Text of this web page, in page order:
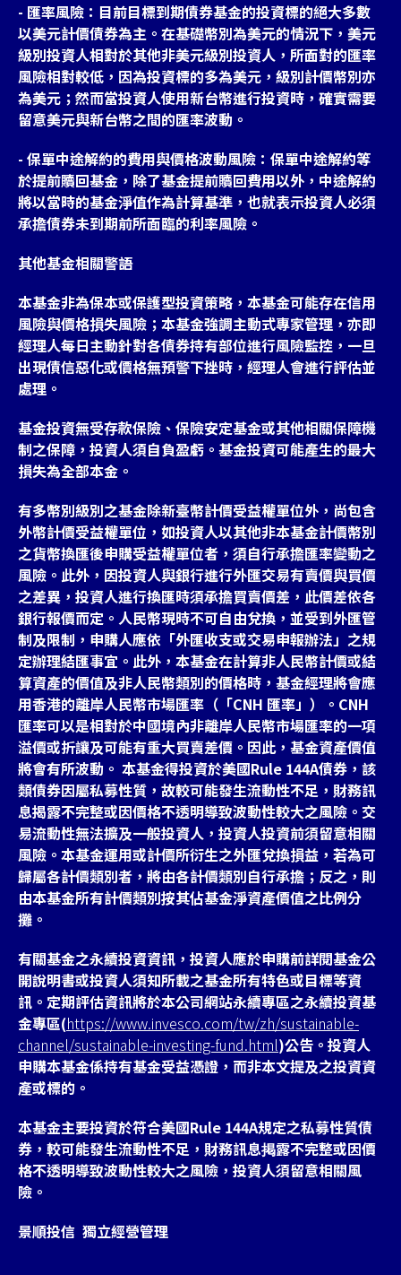
- 匯率風險：目前目標到期債券基金的投資標的絕大多數
以美元計價債券為主。在基礎幣別為美元的情況下，美元
級別投資人相對於其他非美元級別投資人，所面對的匯率
風險相對較低，因為投資標的多為美元，級別計價幣別亦
為美元；然而當投資人使用新台幣進行投資時，確實需要
留意美元與新台幣之間的匯率波動。
- 保單中途解約的費用與價格波動風險：保單中途解約等
於提前贖回基金，除了基金提前贖回費用以外，中途解約
將以當時的基金淨值作為計算基準，也就表示投資人必須
承擔債券未到期前所面臨的利率風險。
其他基金相關警語
本基金非為保本或保護型投資策略，本基金可能存在信用
風險與價格損失風險；本基金強調主動式專家管理，亦即
經理人每日主動針對各債券持有部位進行風險監控，一旦
出現債信惡化或價格無預警下挫時，經理人會進行評估並
處理。
基金投資無受存款保險、保險安定基金或其他相關保障機
制之保障，投資人須自負盈虧。基金投資可能產生的最大
損失為全部本金。
有多幣別級別之基金除新臺幣計價受益權單位外，尚包含
外幣計價受益權單位，如投資人以其他非本基金計價幣別
之貨幣換匯後申購受益權單位者，須自行承擔匯率變動之
風險。此外，因投資人與銀行進行外匯交易有賣價與買價
之差異，投資人進行換匯時須承擔買賣價差，此價差依各
銀行報價而定。人民幣現時不可自由兌換，並受到外匯管
制及限制，申購人應依「外匯收支或交易申報辦法」之規
定辦理結匯事宜。此外，本基金在計算非人民幣計價或結
算資產的價值及非人民幣類別的價格時，基金經理將會應
用香港的離岸人民幣市場匯率（「CNH 匯率」）。CNH
匯率可以是相對於中國境內非離岸人民幣市場匯率的一項
溢價或折讓及可能有重大買賣差價。因此，基金資產價值
將會有所波動。 本基金得投資於美國Rule 144A債券，該
類債券因屬私募性質，故較可能發生流動性不足，財務訊
息揭露不完整或因價格不透明導致波動性較大之風險。交
易流動性無法擴及一般投資人，投資人投資前須留意相關
風險。本基金運用或計價所衍生之外匯兌換損益，若為可
歸屬各計價類別者，將由各計價類別自行承擔；反之，則
由本基金所有計價類別按其佔基金淨資產價值之比例分
攤。
有關基金之永續投資資訊，投資人應於申購前詳閱基金公
開說明書或投資人須知所載之基金所有特色或目標等資
訊。定期評估資訊將於本公司網站永續專區之永續投資基
金專區(https://www.invesco.com/tw/zh/sustainable-
channel/sustainable-investing-fund.html)公告。投資人
申購本基金係持有基金受益憑證，而非本文提及之投資資
產或標的。
本基金主要投資於符合美國Rule 144A規定之私募性質債
券，較可能發生流動性不足，財務訊息掲露不完整或因價
格不透明導致波動性較大之風險，投資人須留意相關風
險。
景順投信 獨立經營管理